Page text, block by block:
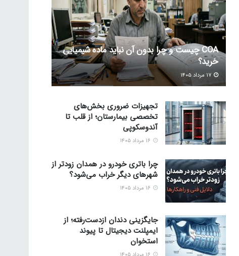
COA چیست و چرا بدون آن نباید ماده شیمیایی
خرید؟
تجهیزات ضروری بخش‌های
تخصصی بیمارستان؛ از قلب تا
آندوسکوپی
چرا باتری خودرو در همدان زودتر از
شهرهای دیگر خراب می‌شود؟
جایگزینی دندان ازدست‌رفته؛ از
ایمپلنت دیجیتال تا پیوند
استخوان